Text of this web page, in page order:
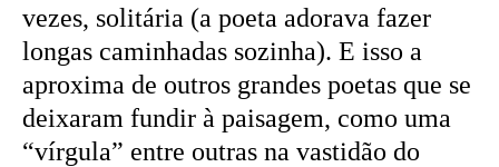
vezes, solitária (a poeta adorava fazer
longas caminhadas sozinha). E isso a
aproxima de outros grandes poetas que se
deixaram fundir à paisagem, como uma
“vírgula” entre outras na vastidão do